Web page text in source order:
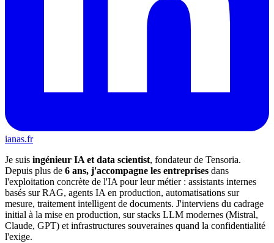
ianas.fr
Je suis ingénieur IA et data scientist, fondateur de Tensoria.
Depuis plus de 6 ans, j'accompagne les entreprises dans
l'exploitation concrète de l'IA pour leur métier : assistants internes
basés sur RAG, agents IA en production, automatisations sur
mesure, traitement intelligent de documents. J'interviens du cadrage
initial à la mise en production, sur stacks LLM modernes (Mistral,
Claude, GPT) et infrastructures souveraines quand la confidentialité
l'exige.